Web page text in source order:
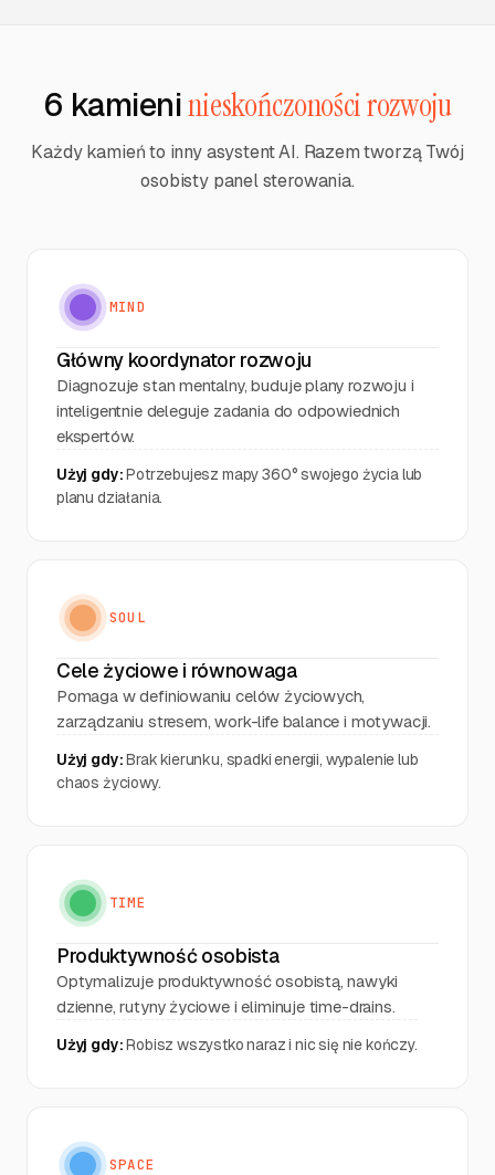
6 kamieninieskończoności rozwoju
Każdy kamień to inny asystent AI. Razem tworzą Twój
osobisty panel sterowania.
MIND
Główny koordynator rozwoju
Diagnozuje stan mentalny, buduje plany rozwoju i
inteligentnie deleguje zadania do odpowiednich
ekspertów.
Użyj gdy:Potrzebujesz mapy 360° swojego życia lub
planu działania.
SOUL
Cele życiowe i równowaga
Pomaga w definiowaniu celów życiowych,
zarządzaniu stresem, work-life balance i motywacji.
Użyj gdy:Brak kierunku, spadki energii, wypalenie lub
chaos życiowy.
TIME
Produktywność osobista
Optymalizuje produktywność osobistą, nawyki
dzienne, rutyny życiowe i eliminuje time-drains.
Użyj gdy:Robisz wszystko naraz i nic się nie kończy.
SPACE